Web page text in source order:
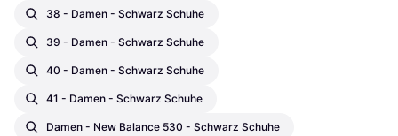
38 - Damen - Schwarz Schuhe
39 - Damen - Schwarz Schuhe
40 - Damen - Schwarz Schuhe
41 - Damen - Schwarz Schuhe
Damen - New Balance 530 - Schwarz Schuhe